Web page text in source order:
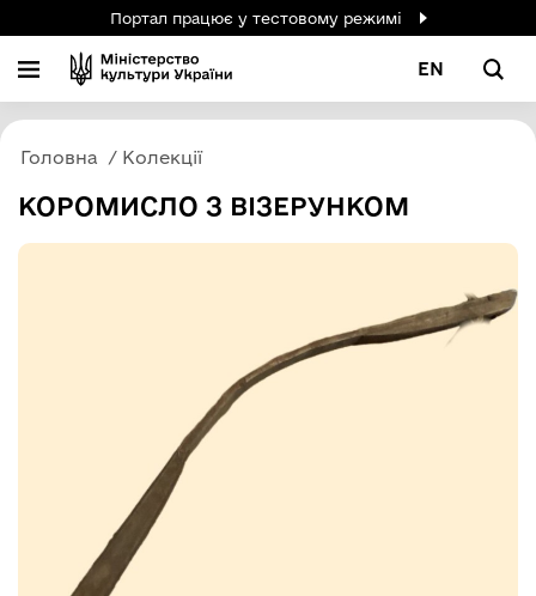
Портал працює у тестовому режимі
EN
Головна Колекції
КОРОМИСЛО З ВІЗЕРУНКОМ